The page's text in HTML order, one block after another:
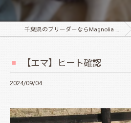
千葉県のブリーダーならMagnolia Dog Site
【エマ】ヒート確認
2024/09/04